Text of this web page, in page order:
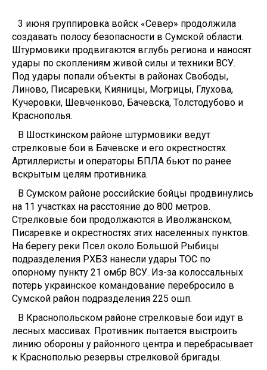
3 июня группировка войск «Север» продолжила
создавать полосу безопасности в Сумской области.
Штурмовики продвигаются вглубь региона и наносят
удары по скоплениям живой силы и техники ВСУ.
Под удары попали объекты в районах Свободы,
Линово, Писаревки, Кияницы, Могрицы, Глухова,
Кучеровки, Шевченково, Бачевска, Толстодубово и
Краснополья.
В Шосткинском районе штурмовики ведут
стрелковые бои в Бачевске и его окрестностях.
Артиллеристы и операторы БПЛА бьют по ранее
вскрытым целям противника.
В Сумском районе российские бойцы продвинулись
на 11 участках на расстояние до 800 метров.
Стрелковые бои продолжаются в Иволжанском,
Писаревке и окрестностях этих населенных пунктов.
На берегу реки Псел около Большой Рыбицы
подразделения РХБЗ нанесли удары ТОС по
опорному пункту 21 омбр ВСУ. Из-за колоссальных
потерь украинское командование перебросило в
Сумской район подразделения 225 ошп.
В Краснопольском районе стрелковые бои идут в
лесных массивах. Противник пытается выстроить
линию обороны у районного центра и перебрасывает
к Краснополью резервы стрелковой бригады.